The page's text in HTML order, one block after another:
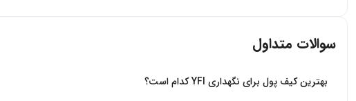
سوالات متداول
بهترین کیف پول برای نگهداری YFI کدام است؟